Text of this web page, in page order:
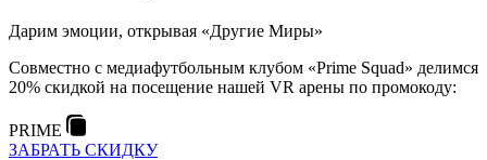
Дарим эмоции, открывая «Другие Миры»
Совместно с медиафутбольным клубом «Prime Squad» делимся
20% скидкой на посещение нашей VR арены по промокоду:
PRIME
ЗАБРАТЬ СКИДКУ